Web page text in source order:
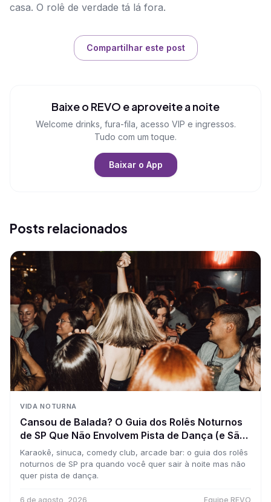
casa. O rolê de verdade tá lá fora.
Compartilhar este post
Baixe o REVO e aproveite a noite
Welcome drinks, fura-fila, acesso VIP e ingressos.
Tudo com um toque.
Baixar o App
Posts relacionados
VIDA NOTURNA
Cansou de Balada? O Guia dos Rolês Noturnos
de SP Que Não Envolvem Pista de Dança (e São
Tão Bons Quanto)
Karaokê, sinuca, comedy club, arcade bar: o guia dos rolês
noturnos de SP pra quando você quer sair à noite mas não
quer pista de dança.
6 de agosto, 2026 Equipe REVO